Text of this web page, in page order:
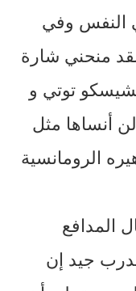
النفس وفي
منحني شارة
توتي و
أنساها مثل
الرومانسية
المدافع
مدرب جيد إن